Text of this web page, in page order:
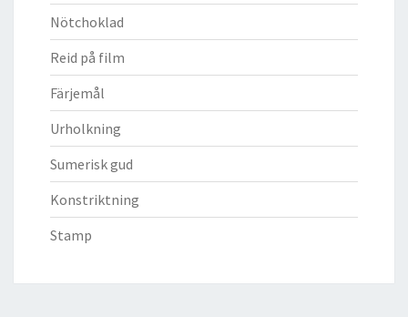
Nötchoklad
Reid på film
Färjemål
Urholkning
Sumerisk gud
Konstriktning
Stamp